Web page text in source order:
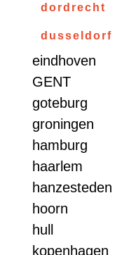
dordrecht
dusseldorf
eindhoven
GENT
goteburg
groningen
hamburg
haarlem
hanzesteden
hoorn
hull
kopenhagen